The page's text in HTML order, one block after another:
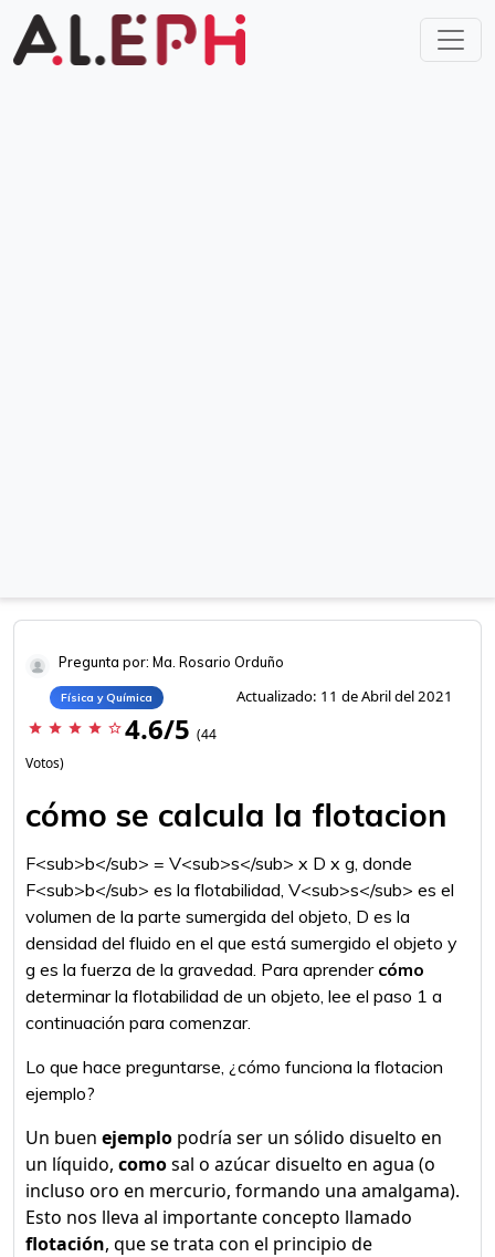
Pregunta por: Ma. Rosario Orduño
Física y Química Actualizado: 11 de Abril del 2021
star star star star star_border 4.6/5 (44
Votos)
cómo se calcula la flotacion
F<sub>b</sub> = V<sub>s</sub> x D x g, donde
F<sub>b</sub> es la flotabilidad, V<sub>s</sub> es el
volumen de la parte sumergida del objeto, D es la
densidad del fluido en el que está sumergido el objeto y
g es la fuerza de la gravedad. Para aprender cómo
determinar la flotabilidad de un objeto, lee el paso 1 a
continuación para comenzar.
Lo que hace preguntarse, ¿cómo funciona la flotacion
ejemplo?
Un buen ejemplo podría ser un sólido disuelto en
un líquido, comosal o azúcar disuelto en agua (o
incluso oro en mercurio, formando una amalgama).
Esto nos lleva al importante concepto llamado
flotación, que se trata con el principio de